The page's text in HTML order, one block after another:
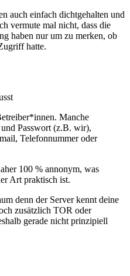
auch einfach dichtgehalten und
vermute mal nicht, dass die
haben nur um zu merken, ob
hatte.
Manche
Passwort (z.B. wir),
Telefonnummer oder
100 % annonym, was
Art praktisch ist.
denn der Server kennt deine
zusätzlich TOR oder
gerade nicht prinzipiell